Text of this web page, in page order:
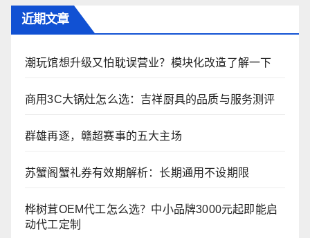
近期文章
潮玩馆想升级又怕耽误营业？模块化改造了解一下
商用3C大锅灶怎么选：吉祥厨具的品质与服务测评
群雄再逐，赣超赛事的五大主场
苏蟹阁蟹礼券有效期解析：长期通用不设期限
桦树茸OEM代工怎么选？中小品牌3000元起即能启
动代工定制